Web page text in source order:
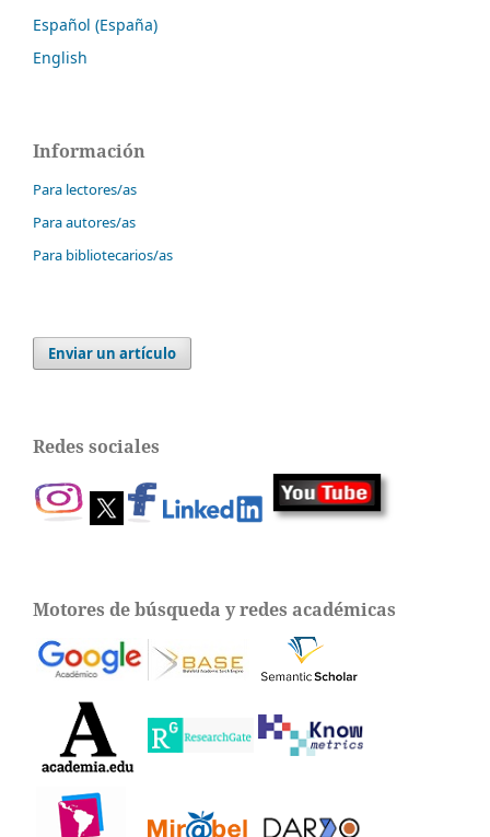
Español (España)
English
Información
Para lectores/as
Para autores/as
Para bibliotecarios/as
Enviar un artículo
Redes sociales
Motores de búsqueda y redes académicas